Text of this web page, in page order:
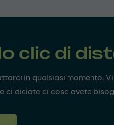
clic di
in qualsiasi momento.
ci diciate di cosa avete